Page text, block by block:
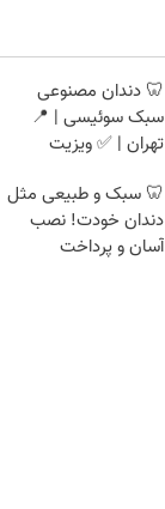
🦷 دندان مصنوعی
سبک سوئیسی | 📍
تهران | ✅ ویزیت
🦷 سبک و طبیعی مثل
دندان خودت! نصب
آسان و پرداخت